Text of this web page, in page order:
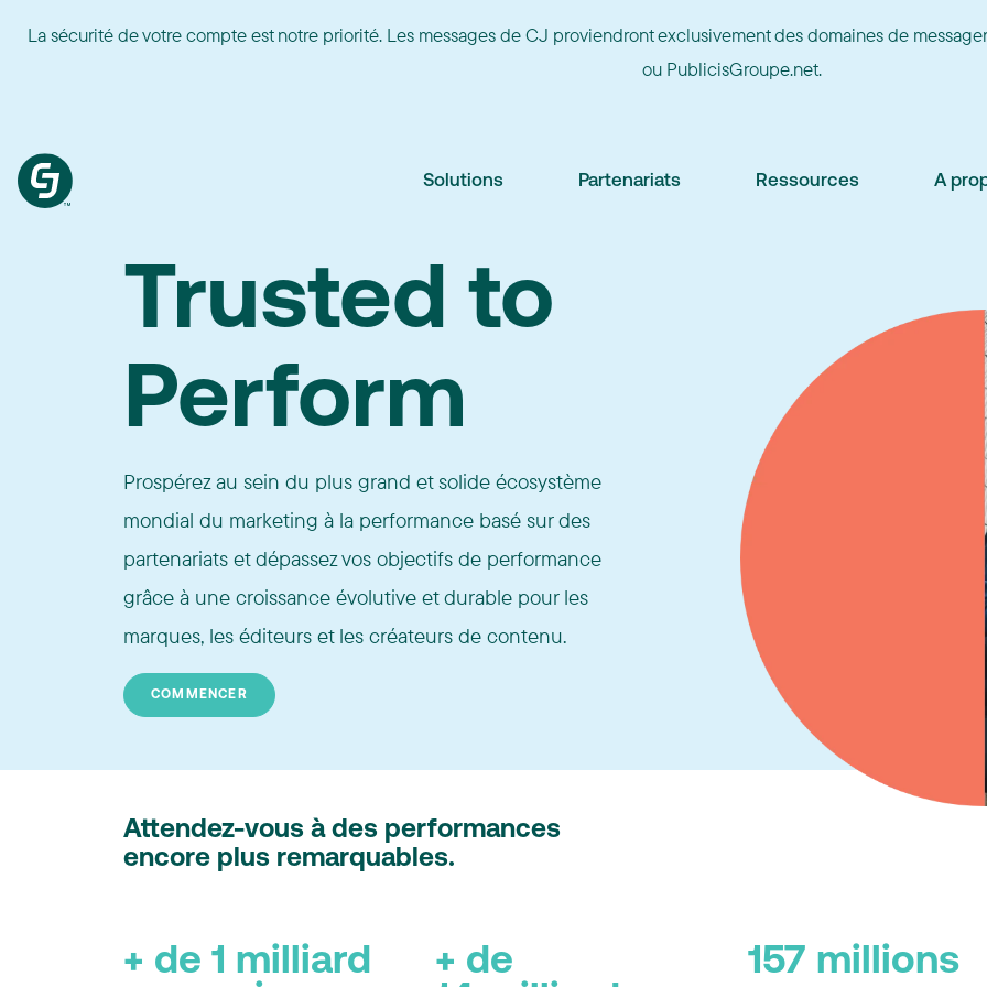
La sécurité de votre compte est notre priorité. Les messages de CJ proviendront exclusivement des domaines de
ou PublicisGroupe.net.
Solutions Partenariats Ressources A
Trusted to
Perform
Prospérez au sein du plus grand et solide écosystème
mondial du marketing à la performance basé sur des
partenariats et dépassez vos objectifs de performance
grâce à une croissance évolutive et durable pour les
marques, les éditeurs et les créateurs de contenu.
COMMENCER
Attendez-vous à des performances
encore plus remarquables.
+ de 1 milliard
+ de
157 millions